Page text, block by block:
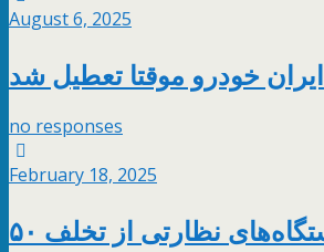
August 6, 2025
ایران خودرو موقتا تعطیل شد
no responses
February 18, 2025
چشم‌پوشی دستگاه‌های نظارتی از تخلف ۵۰